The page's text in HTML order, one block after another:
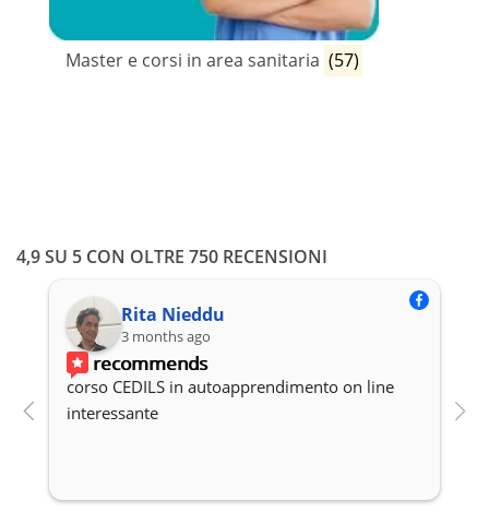
Master e corsi in area sanitaria (57)
4,9 SU 5 CON OLTRE 750 RECENSIONI
Rita Nieddu
3 months ago
recommends
corso CEDILS in autoapprendimento on line
interessante